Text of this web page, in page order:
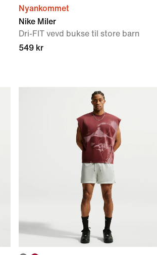
Nyankommet
Nike Miler
Dri-FIT vevd bukse til store barn
549 kr